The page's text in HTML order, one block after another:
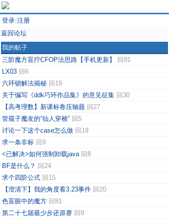
登录 注册
返回论坛
我的帖子
三阶魔方盲拧CFOP法思路【手机更新】
回91
LX03 回6
六环锁解法揭秘 回19
关于编写《ddk巧环作品集》的意见征集 回30
【高考理数】新课标卷压轴题 回27
管窥子魔友的“仙人穿梭” 回5
讨论一下这个case怎么做 回19
求一条非标 回9
<已解决>如何强制卸载java 回8
BF是什么？ 回24
求个四阶公式 回15
【澄清下】我的角度看3.23事件 回20
色盲眼中的魔方 回81
第二十七届最少步还原赛 回9